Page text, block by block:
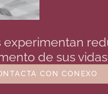
de sus
CON CONEXO